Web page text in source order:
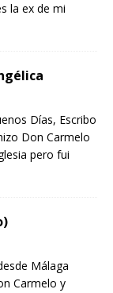
la ex de mi
Días, Escribo
Don Carmelo
pero fui
Málaga
Carmelo y